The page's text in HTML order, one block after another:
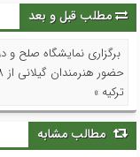
مطلب قبل و بعد
برگزاری نمایشگاه صلح و
ترکیه »
مطالب مشابه